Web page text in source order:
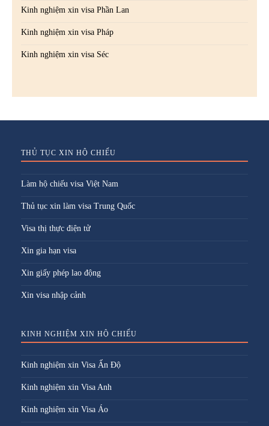
Kinh nghiệm xin visa Phần Lan
Kinh nghiệm xin visa Pháp
Kinh nghiệm xin visa Séc
THỦ TỤC XIN HỘ CHIẾU
Làm hộ chiếu visa Việt Nam
Thủ tục xin làm visa Trung Quốc
Visa thị thực điện tử
Xin gia hạn visa
Xin giấy phép lao động
Xin visa nhập cảnh
KINH NGHIỆM XIN HỘ CHIẾU
Kinh nghiệm xin Visa Ấn Độ
Kinh nghiệm xin Visa Anh
Kinh nghiệm xin Visa Áo